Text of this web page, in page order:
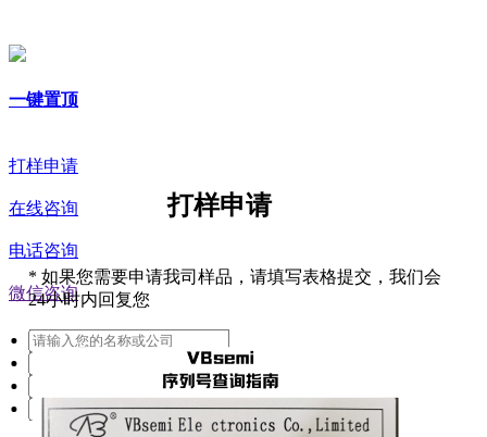
一键置顶
打样申请
在线咨询
电话咨询
微信咨询
打样申请
* 如果您需要申请我司样品，请填写表格提交，我们会
24小时内回复您